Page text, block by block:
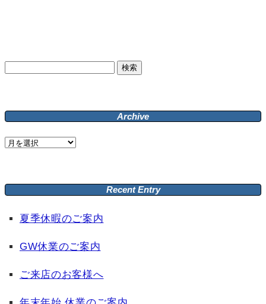
Archive
Archive
Recent Entry
夏季休暇のご案内
GW休業のご案内
ご来店のお客様へ